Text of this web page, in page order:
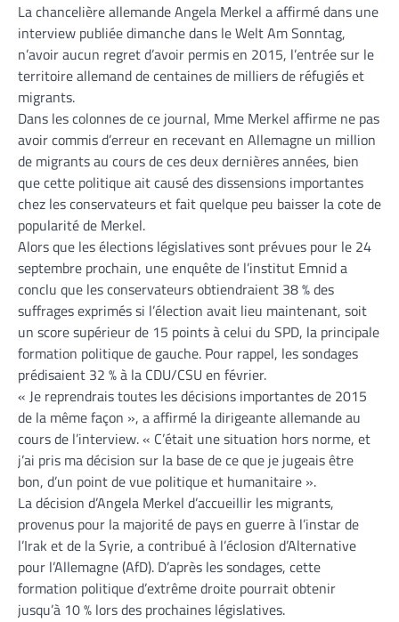
La chancelière allemande Angela Merkel a affirmé dans une
interview publiée dimanche dans le Welt Am Sonntag,
n’avoir aucun regret d’avoir permis en 2015, l’entrée sur le
territoire allemand de centaines de milliers de réfugiés et
migrants.
Dans les colonnes de ce journal, Mme Merkel affirme ne pas
avoir commis d’erreur en recevant en Allemagne un million
de migrants au cours de ces deux dernières années, bien
que cette politique ait causé des dissensions importantes
chez les conservateurs et fait quelque peu baisser la cote de
popularité de Merkel.
Alors que les élections législatives sont prévues pour le 24
septembre prochain, une enquête de l’institut Emnid a
conclu que les conservateurs obtiendraient 38 % des
suffrages exprimés si l’élection avait lieu maintenant, soit
un score supérieur de 15 points à celui du SPD, la principale
formation politique de gauche. Pour rappel, les sondages
prédisaient 32 % à la CDU/CSU en février.
« Je reprendrais toutes les décisions importantes de 2015
de la même façon », a affirmé la dirigeante allemande au
cours de l’interview. « C’était une situation hors norme, et
j’ai pris ma décision sur la base de ce que je jugeais être
bon, d’un point de vue politique et humanitaire ».
La décision d’Angela Merkel d’accueillir les migrants,
provenus pour la majorité de pays en guerre à l’instar de
l’Irak et de la Syrie, a contribué à l’éclosion d’Alternative
pour l’Allemagne (AfD). D’après les sondages, cette
formation politique d’extrême droite pourrait obtenir
jusqu’à 10 % lors des prochaines législatives.